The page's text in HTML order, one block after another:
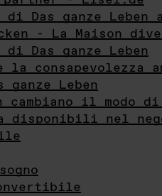
Das ganze Leben
- La Maison
Das ganze Leben
consapevolezza
Leben
cambiano il modo
disponibili nel